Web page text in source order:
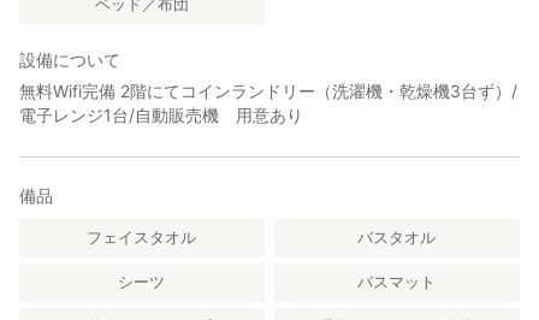
ベッド／布団
設備について
無料Wifi完備 2階にてコインランドリー（洗濯機・乾燥機3台ず）/
電子レンジ1台/自動販売機 用意あり
備品
フェイスタオル バスタオル
シーツ バスマット